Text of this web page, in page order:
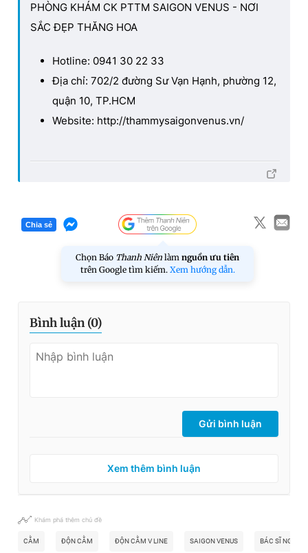
PHÒNG KHÁM CK PTTM SAIGON VENUS - NƠI
SẮC ĐẸP THĂNG HOA
Hotline: 0941 30 22 33
Địa chỉ: 702/2 đường Sư Vạn Hạnh, phường 12,
quận 10, TP.HCM
Website: http://thammysaigonvenus.vn/
Chia sẻ
Chọn Báo Thanh Niên làm nguồn ưu tiên
trên Google tìm kiếm. Xem hướng dẫn.
Bình luận (0)
Gửi bình luận
Xem thêm bình luận
Khám phá thêm chủ đề
CẰM ĐỘN CẰM ĐỘN CẰM V LINE SAIGON VENUS BÁC SĨ